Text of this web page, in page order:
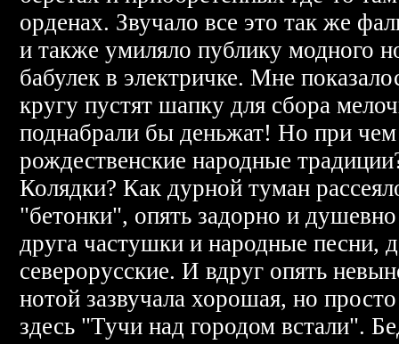
орденах. Звучало все это так же
и также умиляло публику модного
бабулек в электричке. Мне
кругу пустят шапку для сбора
поднабрали бы деньжат! Но при чем
рождественские народные
Колядки? Как дурной туман
"бетонки", опять задорно и
друга частушки и народные песни,
северорусские. И вдруг опять
нотой зазвучала хорошая, но
здесь "Тучи над городом встали".